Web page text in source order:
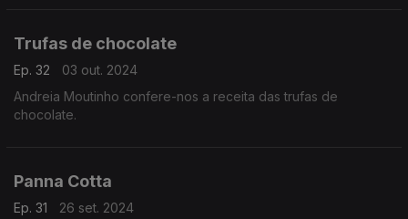
Trufas de chocolate
Ep. 32
03 out. 2024
Andreia Moutinho confere-nos a receita das trufas de
chocolate.
Panna Cotta
Ep. 31
26 set. 2024